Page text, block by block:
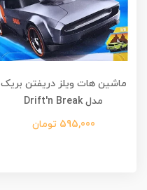
ماشین هات ویلز دریفتن بریک
مدل Drift'n Break
595,000 تومان